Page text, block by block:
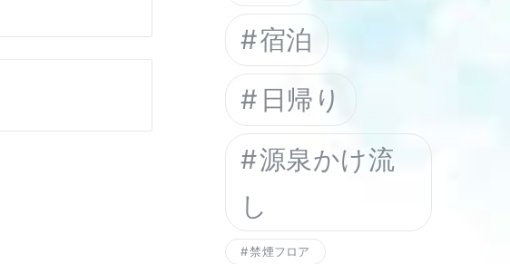
宿泊
日帰り
源泉かけ流
し
禁煙フロア